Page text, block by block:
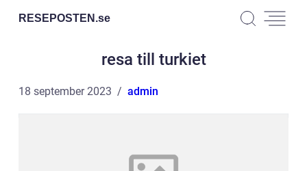
RESEPOSTEN.se
resa till turkiet
18 september 2023 admin